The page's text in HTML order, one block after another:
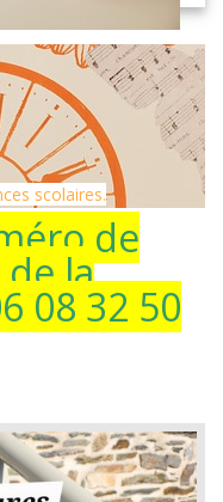
scolaires.
de
la
08 32 50